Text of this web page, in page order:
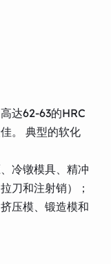
达62-63的HRC
。 典型的软化
冷镦模具、精冲
刀和注射销）；
压模、锻造模和